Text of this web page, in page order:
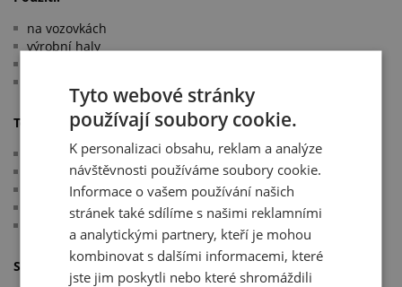
na vozovkách
výrobní haly
Technické parametry:
materiál: recyklované PVC
nosnost: 7 t (70 kN)
počet kanálů: 5
desén: kladívkový
barva: černožlutá
Splňuje normy:
Tyto webové stránky
používají soubory cookie.
K personalizaci obsahu, reklam a analýze
návštěvnosti používáme soubory cookie.
Informace o vašem používání našich
stránek také sdílíme s našimi reklamními
a analytickými partnery, kteří je mohou
kombinovat s dalšími informacemi, které
jste jim poskytli nebo které shromáždili